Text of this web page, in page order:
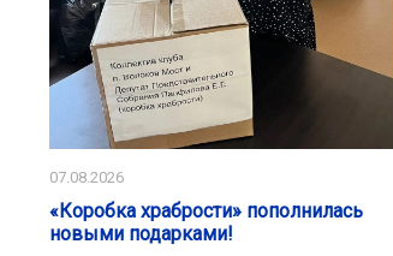
07.08.2026
«Коробка храбрости» пополнилась
новыми подарками!